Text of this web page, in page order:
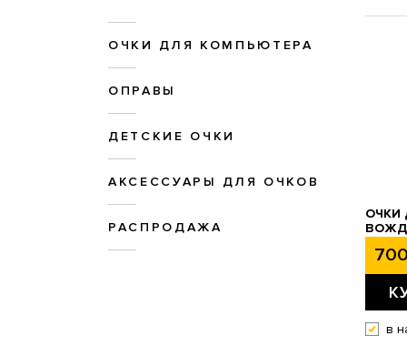
ОЧКИ ДЛЯ КОМПЬЮТЕРА
ОПРАВЫ
ДЕТСКИЕ ОЧКИ
АКСЕССУАРЫ ДЛЯ ОЧКОВ
РАСПРОДАЖА
ОЧКИ
в